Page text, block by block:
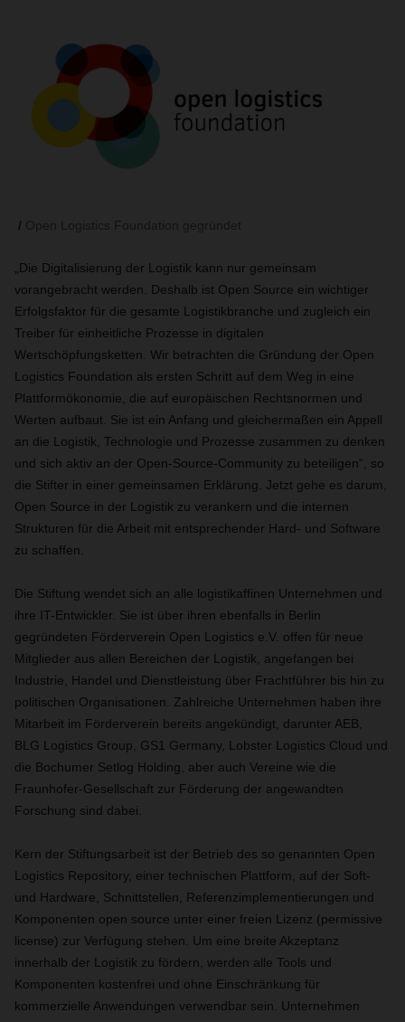
„Die Digitalisierung der Logistik kann nur gemeinsam
vorangebracht werden. Deshalb ist Open Source ein wichtiger
Erfolgsfaktor für die gesamte Logistikbranche und zugleich ein
Treiber für einheitliche Prozesse in digitalen
Wertschöpfungsketten. Wir betrachten die Gründung der Open
Logistics Foundation als ersten Schritt auf dem Weg in eine
Plattformökonomie, die auf europäischen Rechtsnormen und
Werten aufbaut. Sie ist ein Anfang und gleichermaßen ein Appell
an die Logistik, Technologie und Prozesse zusammen zu denken
und sich aktiv an der Open-Source-Community zu beteiligen“, so
die Stifter in einer gemeinsamen Erklärung. Jetzt gehe es darum,
Open Source in der Logistik zu verankern und die internen
Strukturen für die Arbeit mit entsprechender Hard- und Software
zu schaffen.
Die Stiftung wendet sich an alle logistikaffinen Unternehmen und
ihre IT-Entwickler. Sie ist über ihren ebenfalls in Berlin
gegründeten Förderverein Open Logistics e.V. offen für neue
Mitglieder aus allen Bereichen der Logistik, angefangen bei
Industrie, Handel und Dienstleistung über Frachtführer bis hin zu
politischen Organisationen. Zahlreiche Unternehmen haben ihre
Mitarbeit im Förderverein bereits angekündigt, darunter AEB,
BLG Logistics Group, GS1 Germany, Lobster Logistics Cloud und
die Bochumer Setlog Holding, aber auch Vereine wie die
Fraunhofer-Gesellschaft zur Förderung der angewandten
Forschung sind dabei.
Kern der Stiftungsarbeit ist der Betrieb des so genannten Open
Logistics Repository, einer technischen Plattform, auf der Soft-
und Hardware, Schnittstellen, Referenzimplementierungen und
Komponenten open source unter einer freien Lizenz (permissive
license) zur Verfügung stehen. Um eine breite Akzeptanz
innerhalb der Logistik zu fördern, werden alle Tools und
Komponenten kostenfrei und ohne Einschränkung für
kommerzielle Anwendungen verwendbar sein. Unternehmen